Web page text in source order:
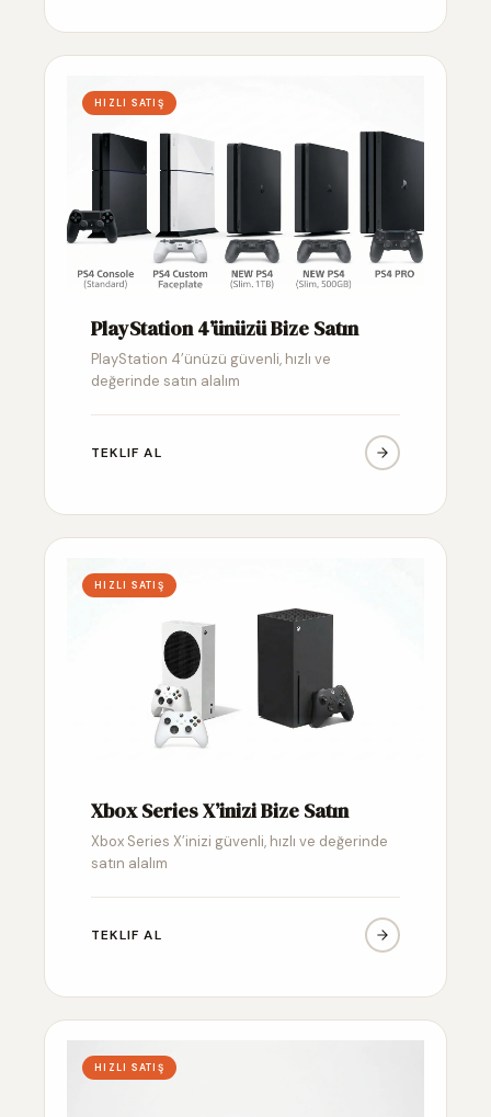
HIZLI SATIŞ
PlayStation 4’ünüzü Bize Satın
PlayStation 4’ünüzü güvenli, hızlı ve
değerinde satın alalım
TEKLIF AL
HIZLI SATIŞ
Xbox Series X’inizi Bize Satın
Xbox Series X’inizi güvenli, hızlı ve değerinde
satın alalım
TEKLIF AL
HIZLI SATIŞ